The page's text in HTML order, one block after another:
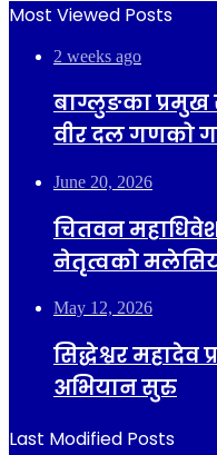
Most Viewed Posts
2 weeks ago
बाग्लुङका प्रमुख
वीर दल गणको
June 20, 2026
चितवन
नेतृत्वको
May 12, 2026
सिद्धेश्वर
अभियान सुरु
Last Modified Posts